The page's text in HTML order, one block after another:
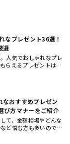
なプレゼント36選！
選
人気でおしゃれなプレ
らえるプレゼントはな
なおすすめプレゼン
び方マナーをご紹介
て、金額相場やどんな
ど悩む方も多いのでは